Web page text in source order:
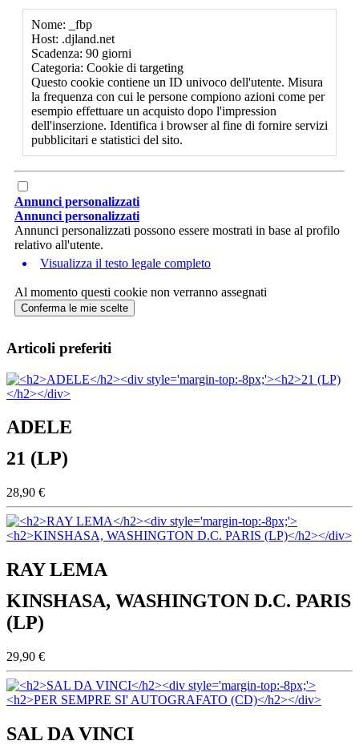
Nome: _fbp
Host: .djland.net
Scadenza: 90 giorni
Categoria: Cookie di targeting
Questo cookie contiene un ID univoco dell'utente. Misura
la frequenza con cui le persone compiono azioni come per
esempio effettuare un acquisto dopo l'impression
dell'inserzione. Identifica i browser al fine di fornire servizi
pubblicitari e statistici del sito.
Annunci personalizzati
Annunci personalizzati
Annunci personalizzati possono essere mostrati in base al profilo
relativo all'utente.
Visualizza il testo legale completo
Al momento questi cookie non verranno assegnati
Conferma le mie scelte
Articoli preferiti
ADELE
21 (LP)
28,90 €
RAY LEMA
KINSHASA, WASHINGTON D.C. PARIS
(LP)
29,90 €
SAL DA VINCI